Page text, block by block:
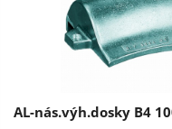
AL-nás.výh.dosky B4